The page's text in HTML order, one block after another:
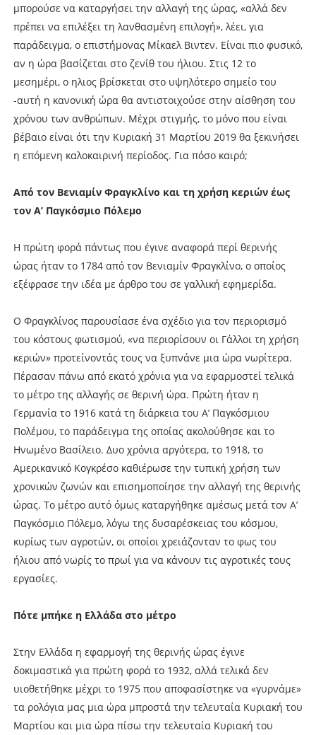
μπορούσε να καταργήσει την αλλαγή της ώρας, «αλλά δεν
πρέπει να επιλέξει τη λανθασμένη επιλογή», λέει, για
παράδειγμα, ο επιστήμονας Μίκαελ Βιντεν. Είναι πιο φυσικό,
αν η ώρα βασίζεται στο ζενίθ του ήλιου. Στις 12 το
μεσημέρι, ο ηλιος βρίσκεται στο υψηλότερο σημείο του
-αυτή η κανονική ώρα θα αντιστοιχούσε στην αίσθηση του
χρόνου των ανθρώπων. Μέχρι στιγμής, το μόνο που είναι
βέβαιο είναι ότι την Κυριακή 31 Μαρτίου 2019 θα ξεκινήσει
η επόμενη καλοκαιρινή περίοδος. Για πόσο καιρό;
Από τον Βενιαμίν Φραγκλίνο και τη χρήση κεριών έως
τον Α’ Παγκόσμιο Πόλεμο
Η πρώτη φορά πάντως που έγινε αναφορά περί θερινής
ώρας ήταν το 1784 από τον Βενιαμίν Φραγκλίνο, ο οποίος
εξέφρασε την ιδέα με άρθρο του σε γαλλική εφημερίδα.
Ο Φραγκλίνος παρουσίασε ένα σχέδιο για τον περιορισμό
του κόστους φωτισμού, «να περιορίσουν οι Γάλλοι τη χρήση
κεριών» προτείνοντάς τους να ξυπνάνε μια ώρα νωρίτερα.
Πέρασαν πάνω από εκατό χρόνια για να εφαρμοστεί τελικά
το μέτρο της αλλαγής σε θερινή ώρα. Πρώτη ήταν η
Γερμανία το 1916 κατά τη διάρκεια του Α’ Παγκόσμιου
Πολέμου, το παράδειγμα της οποίας ακολούθησε και το
Ηνωμένο Βασίλειο. Δυο χρόνια αργότερα, το 1918, το
Αμερικανικό Κογκρέσο καθιέρωσε την τυπική χρήση των
χρονικών ζωνών και επισημοποίησε την αλλαγή της θερινής
ώρας. Το μέτρο αυτό όμως καταργήθηκε αμέσως μετά τον Α’
Παγκόσμιο Πόλεμο, λόγω της δυσαρέσκειας του κόσμου,
κυρίως των αγροτών, οι οποίοι χρειάζονταν το φως του
ήλιου από νωρίς το πρωί για να κάνουν τις αγροτικές τους
εργασίες.
Πότε μπήκε η Ελλάδα στο μέτρο
Στην Ελλάδα η εφαρμογή της θερινής ώρας έγινε
δοκιμαστικά για πρώτη φορά το 1932, αλλά τελικά δεν
υιοθετήθηκε μέχρι το 1975 που αποφασίστηκε να «γυρνάμε»
τα ρολόγια μας μια ώρα μπροστά την τελευταία Κυριακή του
Μαρτίου και μια ώρα πίσω την τελευταία Κυριακή του